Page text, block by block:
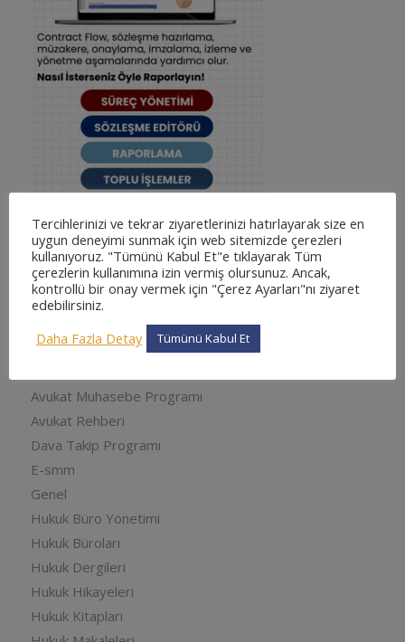
KATEGORILER
adliyesine nasıl gidilir
adliyesine nasıl gidilir
Avukat Muhasebe Programı
Avukat Rehberi
Dava Takip Programı
E-smm
Genel
Hukuk Büro Yönetimi
Hukuk Büroları
Hukuk Dergileri
Hukuk Hikayeleri
Hukuk Kitapları
Tercihlerinizi ve tekrar ziyaretlerinizi hatırlayarak size en
uygun deneyimi sunmak için web sitemizde çerezleri
kullanıyoruz. "Tümünü Kabul Et"e tıklayarak Tüm
çerezlerin kullanımına izin vermiş olursunuz. Ancak,
kontrollü bir onay vermek için "Çerez Ayarları"nı ziyaret
edebilirsiniz.
Daha Fazla Detay
Tümünü Kabul Et